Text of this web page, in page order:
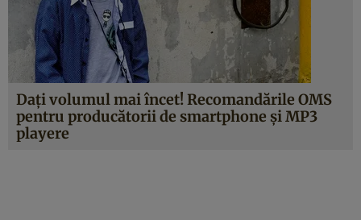
Daţi volumul mai încet! Recomandările OMS
pentru producătorii de smartphone şi MP3
playere